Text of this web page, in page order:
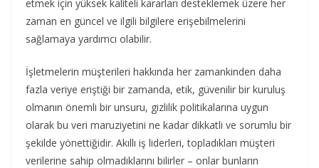
etmek için yüksek kaliteli kararları desteklemek üzere her
zaman en güncel ve ilgili bilgilere erişebilmelerini
sağlamaya yardımcı olabilir.
İşletmelerin müşterileri hakkında her zamankinden daha
fazla veriye eriştiği bir zamanda, etik, güvenilir bir kuruluş
olmanın önemli bir unsuru, gizlilik politikalarına uygun
olarak bu veri maruziyetini ne kadar dikkatli ve sorumlu bir
şekilde yönettiğidir. Akıllı iş liderleri, topladıkları müşteri
verilerine sahip olmadıklarını bilirler – onlar bunların